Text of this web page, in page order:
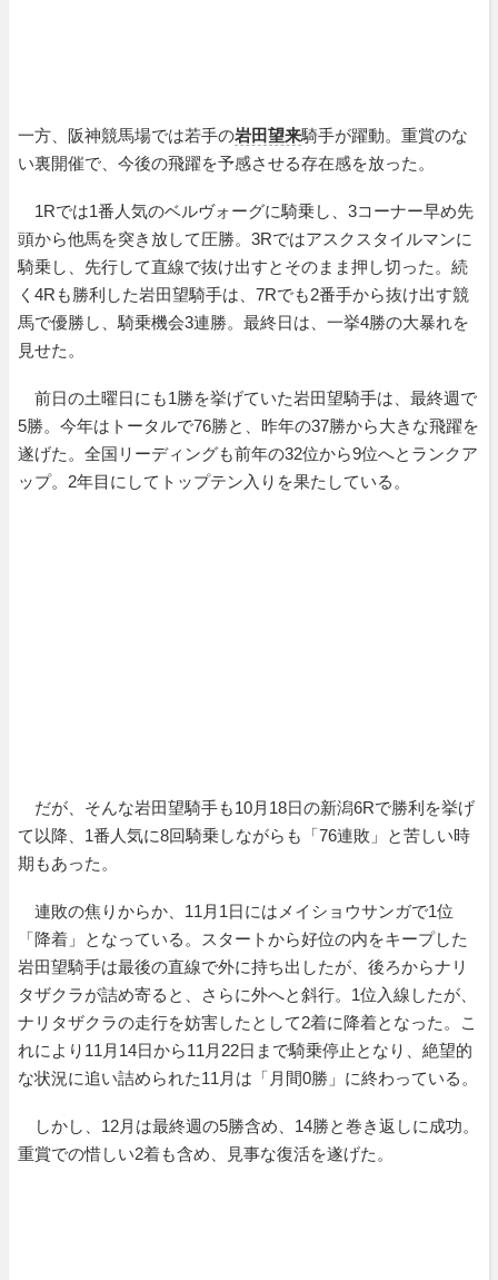
一方、阪神競馬場では若手の岩田望来騎手が躍動。重賞のな
い裏開催で、今後の飛躍を予感させる存在感を放った。
1Rでは1番人気のベルヴォーグに騎乗し、3コーナー早め先
頭から他馬を突き放して圧勝。3Rではアスクスタイルマンに
騎乗し、先行して直線で抜け出すとそのまま押し切った。続
く4Rも勝利した岩田望騎手は、7Rでも2番手から抜け出す競
馬で優勝し、騎乗機会3連勝。最終日は、一挙4勝の大暴れを
見せた。
前日の土曜日にも1勝を挙げていた岩田望騎手は、最終週で
5勝。今年はトータルで76勝と、昨年の37勝から大きな飛躍を
遂げた。全国リーディングも前年の32位から9位へとランクア
ップ。2年目にしてトップテン入りを果たしている。
だが、そんな岩田望騎手も10月18日の新潟6Rで勝利を挙げ
て以降、1番人気に8回騎乗しながらも「76連敗」と苦しい時
期もあった。
連敗の焦りからか、11月1日にはメイショウサンガで1位
「降着」となっている。スタートから好位の内をキープした
岩田望騎手は最後の直線で外に持ち出したが、後ろからナリ
タザクラが詰め寄ると、さらに外へと斜行。1位入線したが、
ナリタザクラの走行を妨害したとして2着に降着となった。こ
れにより11月14日から11月22日まで騎乗停止となり、絶望的
な状況に追い詰められた11月は「月間0勝」に終わっている。
しかし、12月は最終週の5勝含め、14勝と巻き返しに成功。
重賞での惜しい2着も含め、見事な復活を遂げた。